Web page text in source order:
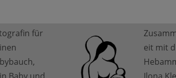
für
eit mit